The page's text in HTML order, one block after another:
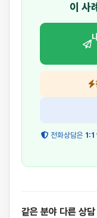
이 사
전화상담은 1:1
같은 분야 다른 상담